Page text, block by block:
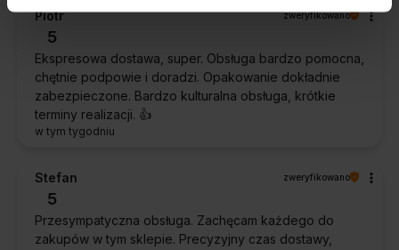
Piotr zweryfikowano
5
Ekspresowa dostawa, super. Obsługa bardzo pomocna,
chętnie podpowie i doradzi. Opakowanie dokładnie
zabezpieczone. Bardzo kulturalna obsługa, krótkie
terminy realizacji. 👍️
w tym tygodniu
Stefan zweryfikowano
5
Przesympatyczna obsługa. Zachęcam każdego do
zakupów w tym sklepie. Precyzyjny czas dostawy,